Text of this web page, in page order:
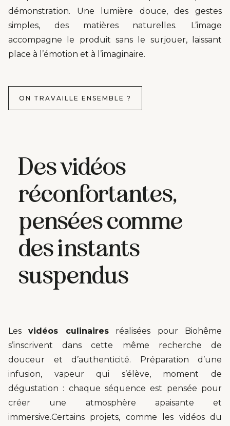
démonstration. Une lumière douce, des gestes
simples, des matières naturelles. L’image
accompagne le produit sans le surjouer, laissant
place à l’émotion et à l’imaginaire.
ON TRAVAILLE ENSEMBLE ?
Des vidéos
réconfortantes,
pensées comme
des instants
suspendus
Lesvidéos culinairesréalisées pour Biohême
s’inscrivent dans cette même recherche de
douceur et d’authenticité. Préparation d’une
infusion, vapeur qui s’élève, moment de
dégustation : chaque séquence est pensée pour
créer une atmosphère apaisante et
immersive.Certains projets, comme les vidéos du